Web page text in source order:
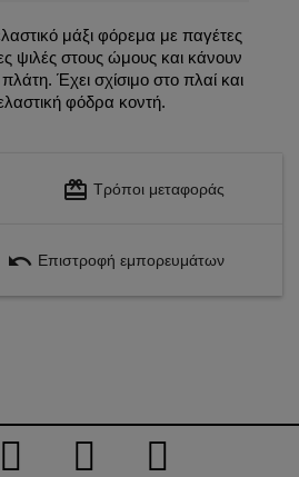
μάξι φόρεμα με παγέτες
ψιλές στους ώμους και κάνουν
Έχει σχίσιμο στο πλαί και
ελαστική φόδρα κοντή.
redeem Τρόποι μεταφοράς
undo Επιστροφή εμπορευμάτων